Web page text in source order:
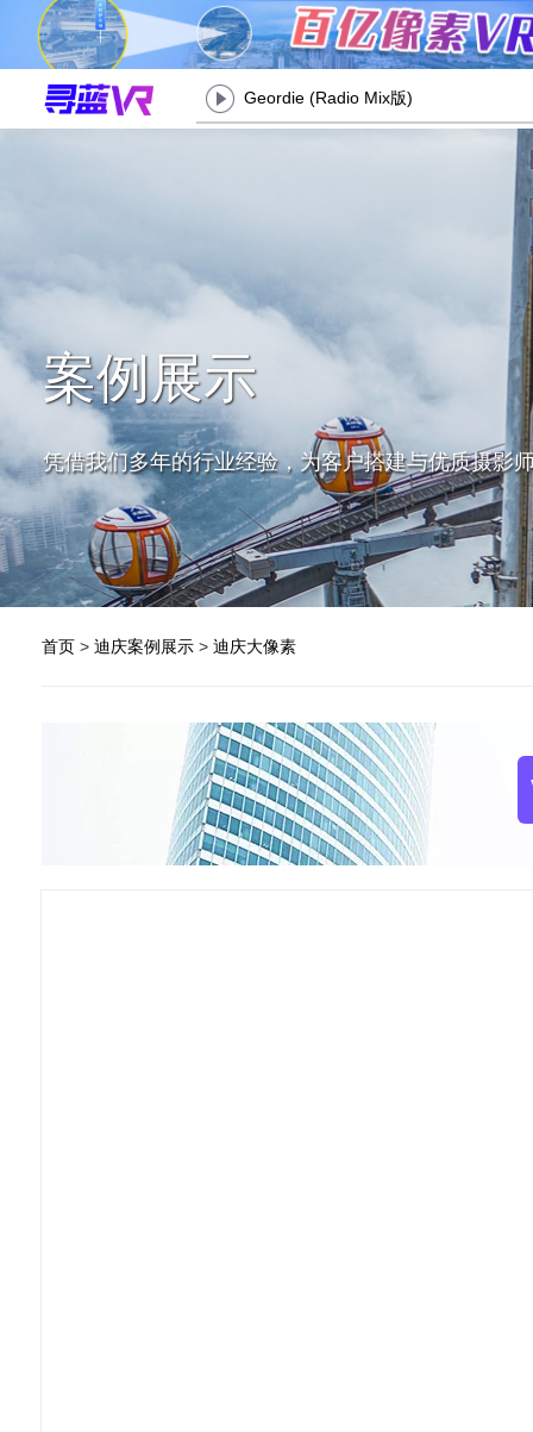
Geordie (Radio Mix版)
案例展示
凭借我们多年的行业经验，为客户搭建与优质摄影
首页 > 迪庆案例展示 > 迪庆大像素